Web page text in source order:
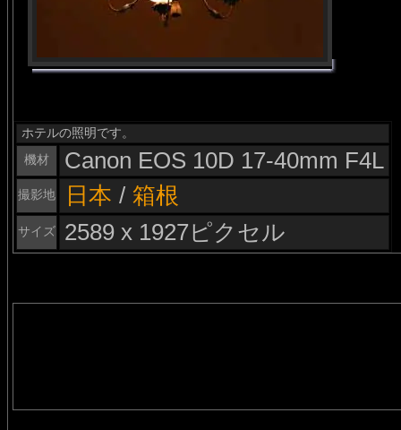
ホテルの照明です。
機材
Canon EOS 10D 17-40mm F4L
撮影地 日本 / 箱根
サイズ 2589 x 1927ピクセル